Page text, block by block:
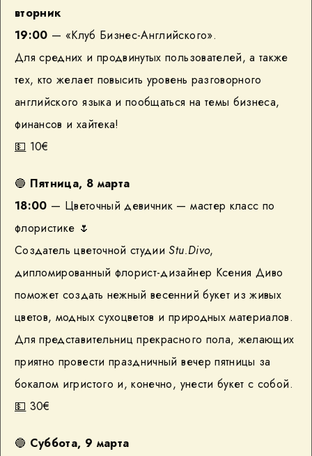
вторник
19:00 — «Клуб Бизнес-Английского».
Для средних и продвинутых пользователей, а также
тех, кто желает повысить уровень разговорного
английского языка и пообщаться на темы бизнеса,
финансов и хайтека!
💵 10€
🔵 Пятница, 8 марта
18:00 — Цветочный девичник — мастер класс по
флористике 🌷
Создатель цветочной студииStu.Divo,
дипломированный флорист-дизайнер Ксения Диво
поможет создать нежный весенний букет из живых
цветов, модных сухоцветов и природных материалов.
Для представительниц прекрасного пола, желающих
приятно провести праздничный вечер пятницы за
бокалом игристого и, конечно, унести букет с собой.
💵 30€
🔵 Суббота, 9 марта